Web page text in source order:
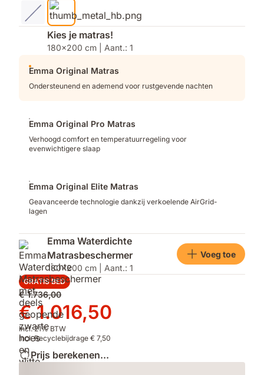
Kies je matras!
180x200 cm | Aant.: 1
Emma Original Matras
Ondersteunend en ademend voor rustgevende nachten
Emma Original Pro Matras
Verhoogd comfort en temperatuurregeling voor
evenwichtigere slaap
Emma Original Elite Matras
Geavanceerde technologie dankzij verkoelende AirGrid-
lagen
Emma Waterdichte
Matrasbeschermer
180x200 cm | Aant.: 1
Voeg toe
GRATIS BED
Oorspronkelijke
prijs
€ 1.736,00
€ 1.736,00
Prijs
€ 1.016,50
€ 1.016,50
Incl. 21% BTW
Incl. Recyclebijdrage € 7,50
Prijs berekenen...